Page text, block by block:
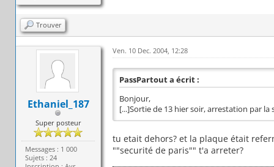
Trouver
Ethaniel_187
Super posteur
Messages : 1 000
Sujets : 24
Ven. 10 Dec. 2004, 12:28
PassPartout a écrit :
Bonjour,
[...]Sortie de 13 hier soir, arrestation par
tu etait dehors? et la plaque était
""securité de paris"" t'a arreter?